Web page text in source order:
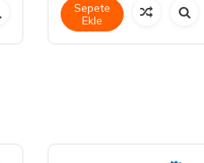
Sepete
Ekle